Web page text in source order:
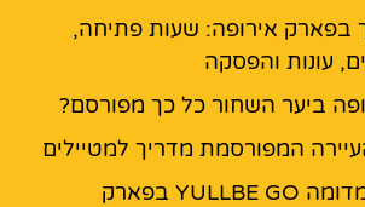
בפארק אירופה: שעות פתיחה,
עונות והפסקה
ביער השחור כל כך מפורסם?
המפורסמת מדריך למטיילים
חוויית מציאות מדומה YULLBE GO בפארק